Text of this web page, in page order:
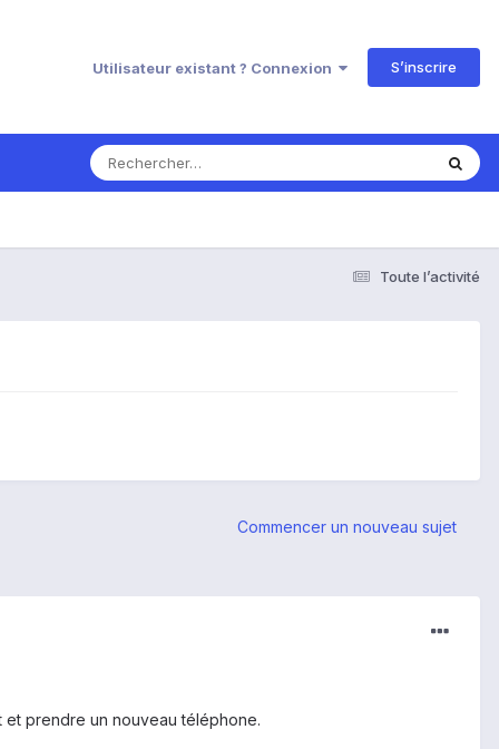
Utilisateur existant ? Connexion S’inscrire
Toute l’activité
Commencer un nouveau sujet
prendre un nouveau téléphone.